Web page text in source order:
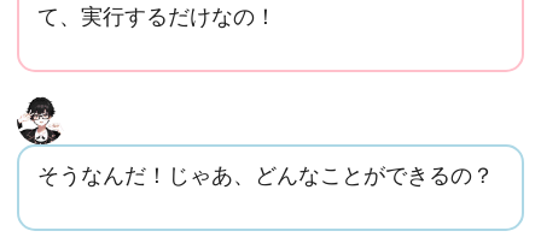
て、実行するだけなの！
そうなんだ！じゃあ、どんなことができるの？